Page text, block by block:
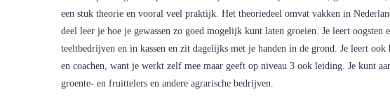
een stuk theorie en vooral veel praktijk. Het theoriedeel omvat vakken in
deel leer je hoe je gewassen zo goed mogelijk kunt laten groeien. Je leert oogsten
teeltbedrijven en in kassen en zit dagelijks met je handen in de grond. Je leert
en coachen, want je werkt zelf mee maar geeft op niveau 3 ook leiding. Je kunt
groente- en fruittelers en andere agrarische bedrijven.